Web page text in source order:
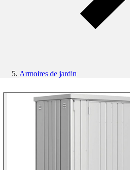
Armoires de jardin